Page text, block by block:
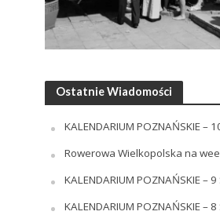
Ostatnie Wiadomości
KALENDARIUM POZNAŃSKIE –
Rowerowa Wielkopolska na
KALENDARIUM POZNAŃSKIE – 9
KALENDARIUM POZNAŃSKIE – 8